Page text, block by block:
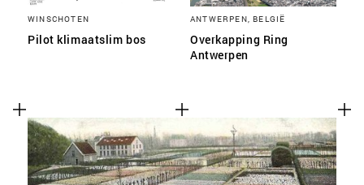
WINSCHOTEN
Pilot klimaatslim bos
ANTWERPEN, BELGIË
Overkapping Ring
Antwerpen